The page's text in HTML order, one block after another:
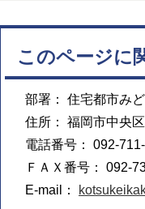
このページに
部署： 住宅都市み
住所： 福岡市中央
電話番号： 092-
ＦＡＸ番号： 092-
E-mail：